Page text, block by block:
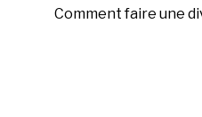
Comment faire une